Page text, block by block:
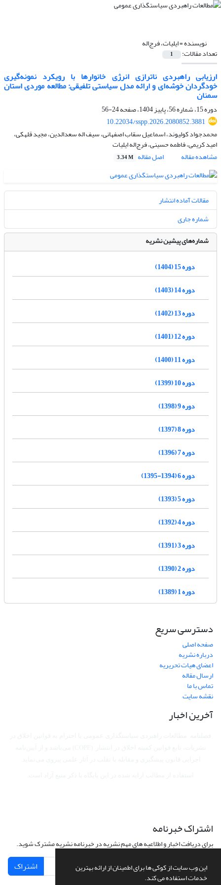
این وب سایت از کوکی ها برای اطمینان از ارائه بهترین
خدمات استفاده می کند.
نویسنده =ایلیات، فرج‌اله
تعداد مقالات: 1
ارزیابی راهبردی ناترازی انرژی خانوارها با رویکرد نمونه‌گیری
خودگردان خوشه‌ای و ارائه مدل سیاستی تلفیقی: مطالعه موردی استان
سمنان
دوره 15، شماره 56، پاییز 1404، صفحه
24-56
10.22034/sspp.2026.2080852.3881
محمدجواد کولیوند، اسماعیل سقاب اصفهانی، سیف اله سعدالدین، مجید قلهکی،
امید کریمی، فاطمه حسینی، فرج‌اله ایلیات
مشاهده مقاله
اصل مقاله 3.34 M
مقالات آماده انتشار
شماره جاری
شماره‌های پیشین نشریه
دوره 15 (1404)
دوره 14 (1403)
دوره 13 (1402)
دوره 12 (1401)
دوره 11 (1400)
دوره 10 (1399)
دوره 9 (1398)
دوره 8 (1397)
دوره 7 (1396)
دوره 6 (1394-1395)
دوره 5 (1393)
دوره 4 (1392)
دوره 3 (1391)
دوره 2 (1390)
دوره 1 (1389)
دسترسی سریع
صفحه اصلی
درباره نشریه
اعضای هیات تحریریه
ارسال مقاله
تماس با ما
نقشه سایت
آخرین اخبار
اشتراک خبرنامه
برای دریافت اخبار و اطلاعیه های مهم نشریه در خبرنامه نشریه مشترک شوید.
اشتراک